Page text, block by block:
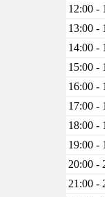
12:00 -
13:00 -
14:00 -
15:00 -
16:00 -
17:00 -
18:00 -
19:00 -
20:00 -
21:00 -